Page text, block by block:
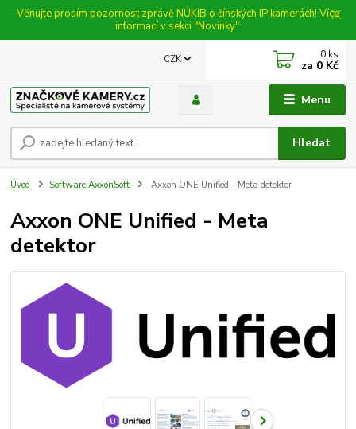
Věnujte prosím pozornost zprávě NÚKIB o čínských IP kamerách! Více
informací v sekci "Novinky".
Menu
CZK
Hledat
0 ks
za 0 Kč
Úvod Software AxxonSoft Axxon ONE Unified - Meta detektor
Axxon ONE Unified - Meta
detektor